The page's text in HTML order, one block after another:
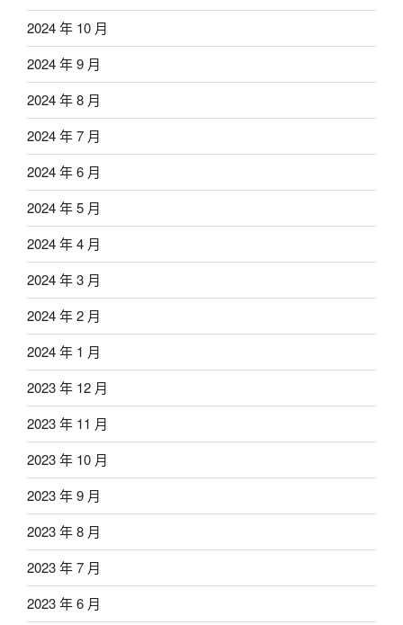
2024 年 10 月
2024 年 9 月
2024 年 8 月
2024 年 7 月
2024 年 6 月
2024 年 5 月
2024 年 4 月
2024 年 3 月
2024 年 2 月
2024 年 1 月
2023 年 12 月
2023 年 11 月
2023 年 10 月
2023 年 9 月
2023 年 8 月
2023 年 7 月
2023 年 6 月